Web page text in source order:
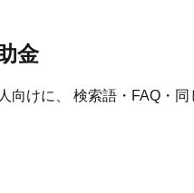
金
向けに、 検索語・FAQ・